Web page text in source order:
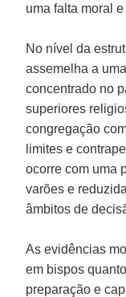
uma falta moral
No nível da
assemelha a
concentrado no
superiores
congregação
limites e
ocorre com uma
varões e
âmbitos de
As evidências
em bispos
preparação e